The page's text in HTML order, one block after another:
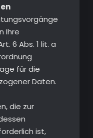
Ihre
6 Abs. 1 lit. a
für die
Daten.
die zur
ist,